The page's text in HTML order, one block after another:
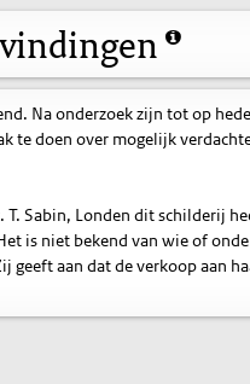
Na onderzoek zijn tot op
te doen over mogelijk
T. Sabin, Londen dit schilderij
is niet bekend van wie of
aan dat de verkoop aan